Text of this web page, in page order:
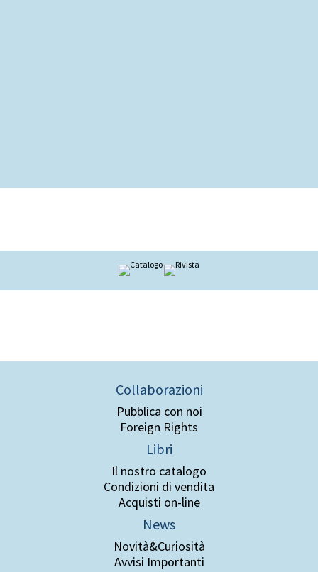
Collaborazioni
Pubblica con noi
Foreign Rights
Libri
Il nostro catalogo
Condizioni di vendita
Acquisti on-line
News
Novità&Curiosità
Avvisi Importanti